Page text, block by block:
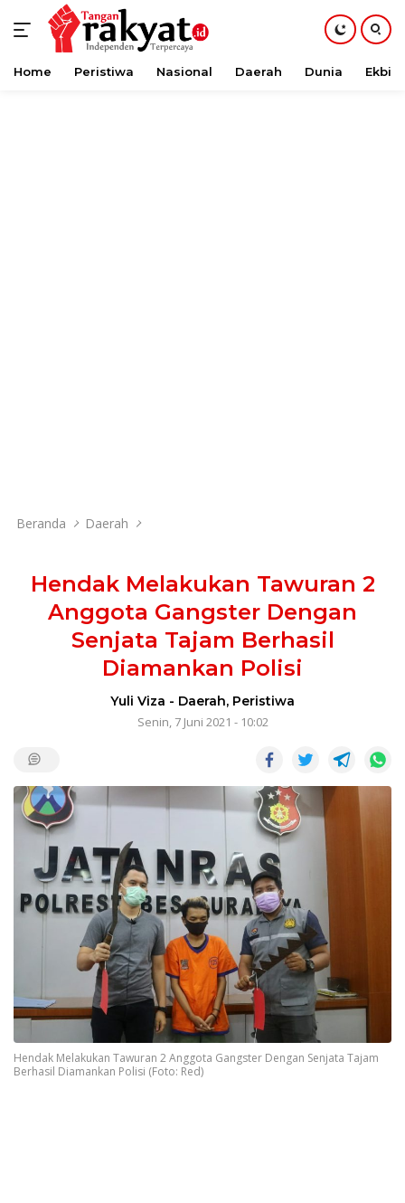
Langsung
Home Peristiwa Nasional Daerah Dunia Ekbis
Beranda Daerah
Hendak Melakukan Tawuran 2
Anggota Gangster Dengan
Senjata Tajam Berhasil
Diamankan Polisi
Yuli Viza - Daerah, Peristiwa
Senin, 7 Juni 2021 - 10:02
Hendak Melakukan Tawuran 2 Anggota Gangster Dengan Senjata Tajam
Berhasil Diamankan Polisi (Foto: Red)